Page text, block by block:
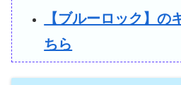
【ブルーロック】の
ちら